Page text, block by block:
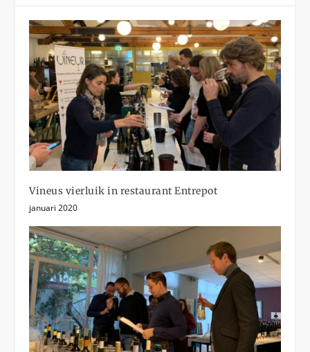
Vineus vierluik in restaurant Entrepot
januari 2020